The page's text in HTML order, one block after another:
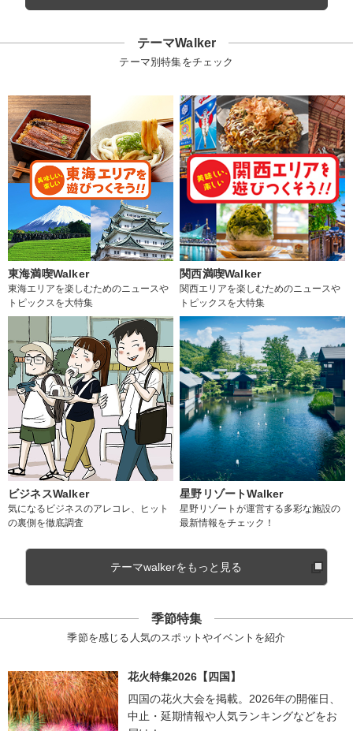
テーマWalker
テーマ別特集をチェック
東海満喫Walker
東海エリアを楽しむためのニュースや
トピックスを大特集
関西満喫Walker
関西エリアを楽しむためのニュースや
トピックスを大特集
ビジネスWalker
気になるビジネスのアレコレ、ヒット
の裏側を徹底調査
星野リゾートWalker
星野リゾートが運営する多彩な施設の
最新情報をチェック！
テーマwalkerをもっと見る
季節特集
季節を感じる人気のスポットやイベントを紹介
花火特集2026【四国】
四国の花火大会を掲載。2026年の開催日、
中止・延期情報や人気ランキングなどをお